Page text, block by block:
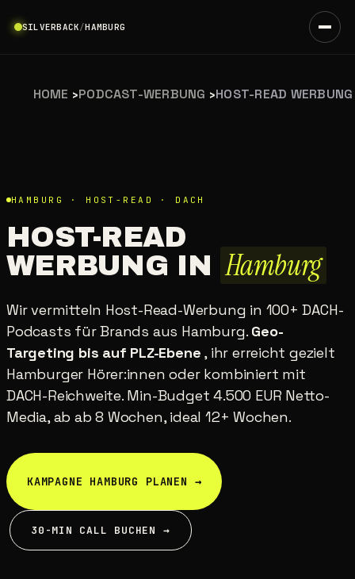
SILVERBACK/HAMBURG
HOME ›PODCAST-WERBUNG ›HOST-READ
HAMBURG · HOST-READ · DACH
HOST-READ
WERBUNG IN Hamburg
Wir vermitteln Host-Read-Werbung in 100+ DACH-
Podcasts für Brands aus Hamburg. Geo-
Targeting bis auf PLZ-Ebene , ihr erreicht gezielt
Hamburger Hörer:innen oder kombiniert mit
DACH-Reichweite. Min-Budget 4.500 EUR Netto-
Media, ab ab 8 Wochen, ideal 12+ Wochen.
KAMPAGNE HAMBURG PLANEN →
30-MIN CALL BUCHEN →